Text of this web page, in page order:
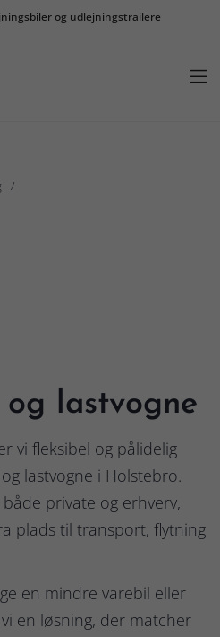
og udlejningstrailere

og lastvogne
vi fleksibel og pålidelig
lastvogne i Holstebro.
private og erhverv,
plads til transport, flytning
en mindre varebil eller
en løsning, der matcher